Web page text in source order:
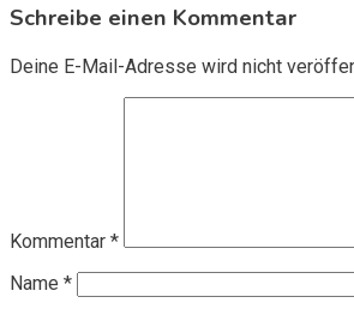
Schreibe einen Kommentar
Deine E-Mail-Adresse wird nicht
Kommentar *
Name *